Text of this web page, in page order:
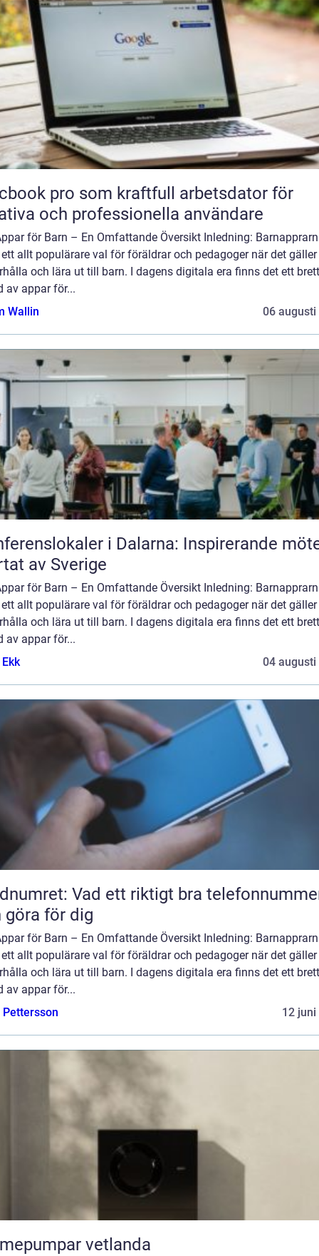
pro som kraftfull arbetsdator för
och professionella användare
för Barn – En Omfattande Översikt Inledning:
allt populärare val för föräldrar och pedagoger när det
och lära ut till barn. I dagens digitala era finns det ett brett
av appar för...
Wallin
06 augusti
i Dalarna: Inspirerande
av Sverige
för Barn – En Omfattande Översikt Inledning:
allt populärare val för föräldrar och pedagoger när det
och lära ut till barn. I dagens digitala era finns det ett brett
av appar för...
04 augusti
Vad ett riktigt bra
göra för dig
för Barn – En Omfattande Översikt Inledning:
allt populärare val för föräldrar och pedagoger när det
och lära ut till barn. I dagens digitala era finns det ett brett
av appar för...
12 juni
vetlanda